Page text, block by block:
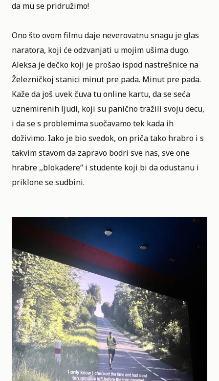
da mu se pridružimo!
Ono što ovom filmu daje neverovatnu snagu je glas
naratora, koji će odzvanjati u mojim ušima dugo.
Aleksa je dečko koji je prošao ispod nastrešnice na
Železničkoj stanici minut pre pada. Minut pre pada.
Kaže da još uvek čuva tu online kartu, da se seća
uznemirenih ljudi, koji su panično tražili svoju decu,
i da se s problemima suočavamo tek kada ih
doživimo. Iako je bio svedok, on priča tako hrabro i s
takvim stavom da zapravo bodri sve nas, sve one
hrabre ,,blokadere“ i studente koji bi da odustanu i
priklone se sudbini.